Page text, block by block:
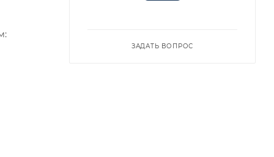
ЗАДАТЬ ВОПРОС